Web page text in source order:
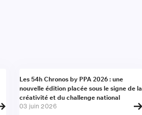
Actualité
Les 54h Chronos by PPA 2026 : une
nouvelle édition placée sous le signe de la
créativité et du challenge national
03 juin 2026